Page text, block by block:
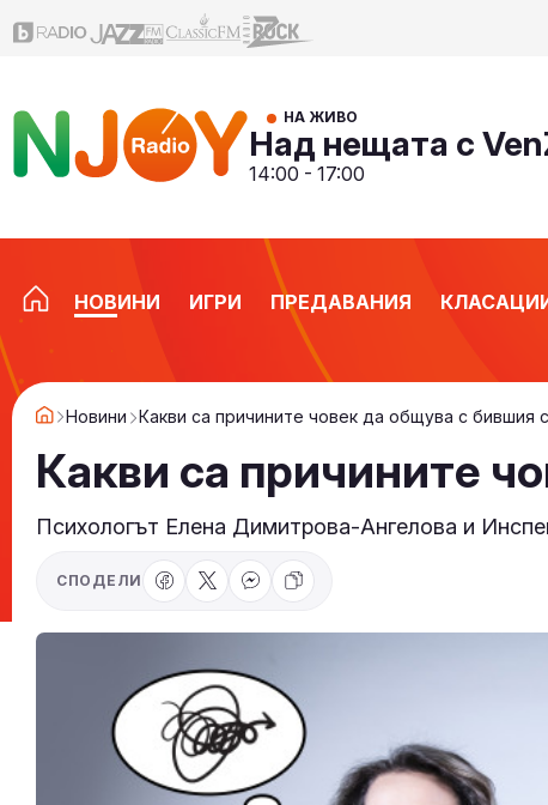
НА ЖИВО
Над нещата с
14:00 - 17:00
НОВИНИ ИГРИ ПРЕДАВАНИЯ
Новини Какви са причините човек да общува с бившия
Какви са причините
Психологът Елена Димитрова-Ангелова и
СПОДЕЛИ